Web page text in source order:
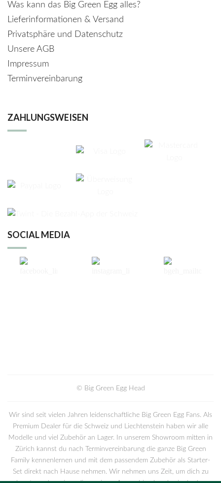
Was kann das Big Green Egg alles?
Lieferinformationen & Versand
Privatsphäre und Datenschutz
Unsere AGB
Impressum
Terminvereinbarung
ZAHLUNGSWEISEN
SOCIAL MEDIA
© Big Green Egg Head
Wir sind seit vielen Jahren leidenschaftliche Big Green Egg Fans. Als
Premium Dealer für die Schweiz und Liechtenstein haben wir alle
Modelle und viel Zubehör an Lager. In unserem Showroom mitten in
Zürich kannst du nach Terminvereinbarung die ganze Big Green
Family kennenlernen und mit dem passendem Zubehör als Starter-
Set direkt nach Hause nehmen. Wir nehmen uns Zeit, um dich zu